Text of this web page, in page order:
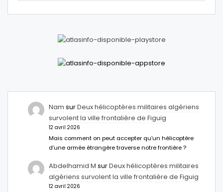
Nam surDeux hélicoptères militaires algériens
survolent la ville frontalière de Figuig
12 avril 2026
Mais comment on peut accepter qu’un hélicoptère
d’une armée étrangère traverse notre frontière ?
Abdelhamid M surDeux hélicoptères militaires
algériens survolent la ville frontalière de Figuig
12 avril 2026